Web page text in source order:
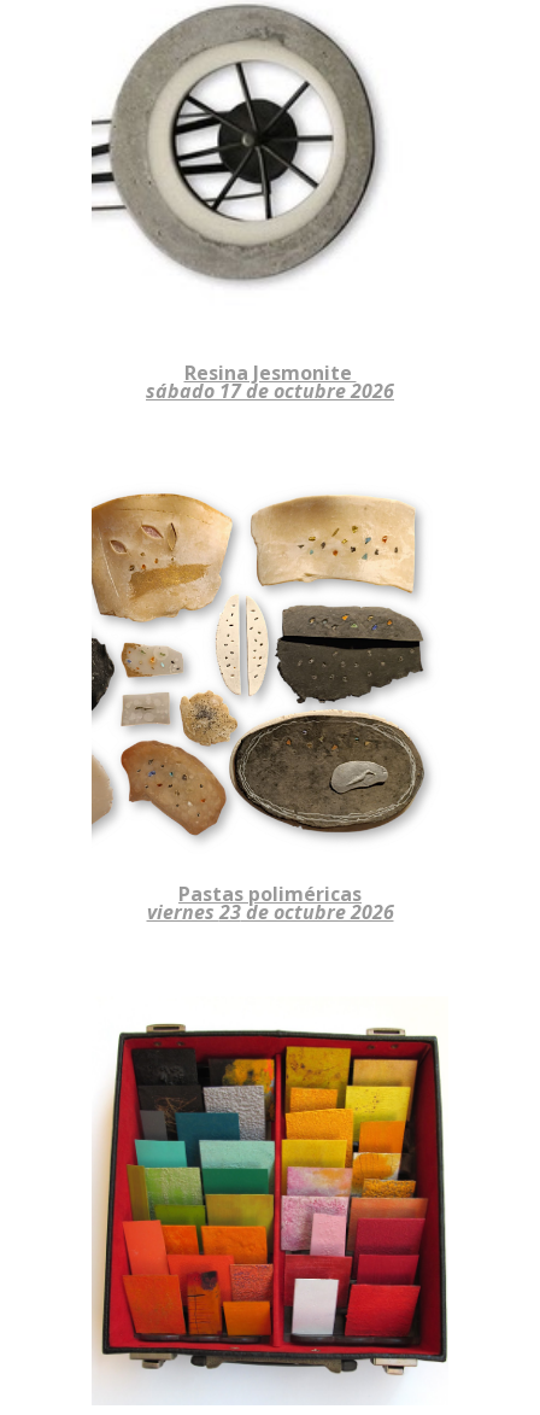
Resina Jesmonite
sábado 17 de octubre2026
Pastas poliméricas
viernes23de octubre 2026